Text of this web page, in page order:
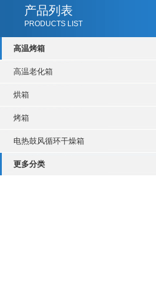
产品列表
PRODUCTS LIST
高温烤箱
高温老化箱
烘箱
烤箱
电热鼓风循环干燥箱
更多分类